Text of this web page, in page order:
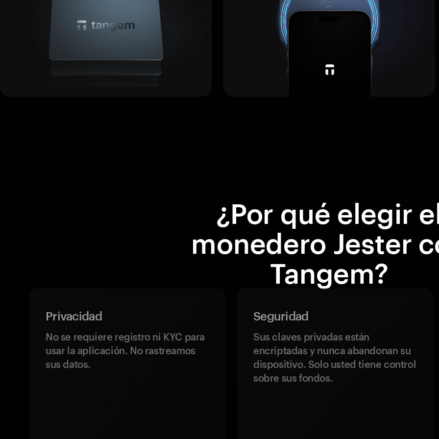
¿Por qué elegir
monedero Jester
Tangem?
Privacidad
No se requiere registro ni KYC para
usar la aplicación. No rastreamos
sus datos.
Seguridad
Sus claves privadas están
encriptadas y nunca abandonan su
dispositivo. Solo usted tiene control
sobre sus fondos.